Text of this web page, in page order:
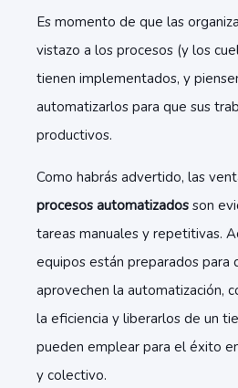
Es momento de que las
vistazo a los procesos (y los
tienen implementados, y
automatizarlos para que sus
productivos.
Como habrás advertido, las
procesos automatizados son
tareas manuales y repetitivas.
equipos están preparados para
aprovechen la automatización,
la eficiencia y liberarlos de un
pueden emplear para el éxito
y colectivo.